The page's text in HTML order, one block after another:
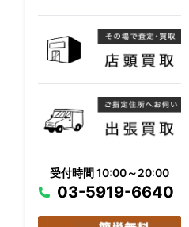
受付時間 10:00～20:00
03-5919-6640